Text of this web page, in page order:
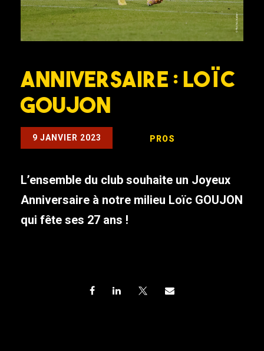
ANNIVERSAIRE : LOÏC
GOUJON
9 JANVIER 2023 PROS
L’ensemble du club souhaite un Joyeux
Anniversaire à notre milieu Loïc GOUJON
qui fête ses 27 ans !